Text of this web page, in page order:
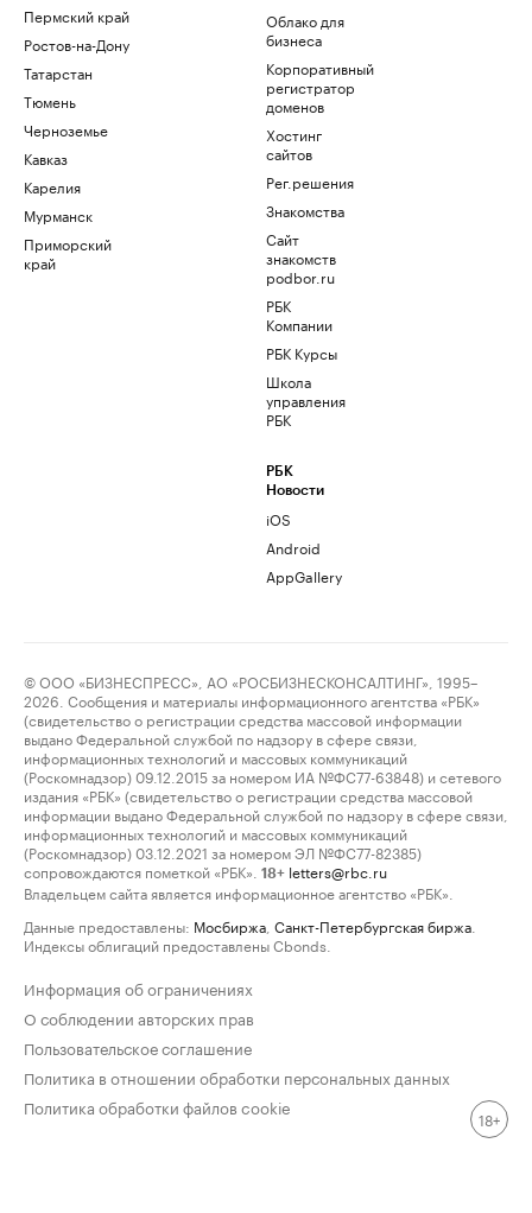
Пермский край
Ростов-на-Дону
Татарстан
Тюмень
Черноземье
Кавказ
Карелия
Мурманск
Приморский
край
Облако для
бизнеса
Корпоративный
регистратор
доменов
Хостинг
сайтов
Рег.решения
Знакомства
Сайт
знакомств
podbor.ru
РБК
Компании
РБК Курсы
Школа
управления
РБК
РБК
Новости
iOS
Android
AppGallery
© ООО «БИЗНЕСПРЕСС», АО «РОСБИЗНЕСКОНСАЛТИНГ», 1995–
2026. Сообщения и материалы информационного агентства «РБК»
(свидетельство о регистрации средства массовой информации
выдано Федеральной службой по надзору в сфере связи,
информационных технологий и массовых коммуникаций
(Роскомнадзор) 09.12.2015 за номером ИА №ФС77-63848) и сетевого
издания «РБК» (свидетельство о регистрации средства массовой
информации выдано Федеральной службой по надзору в сфере связи,
информационных технологий и массовых коммуникаций
(Роскомнадзор) 03.12.2021 за номером ЭЛ №ФС77-82385)
сопровождаются пометкой «РБК».
18+ letters@rbc.ru
Владельцем сайта является информационное агентство «РБК».
Данные предоставлены: Мосбиржа Санкт-Петербургская биржа
Индексы облигаций предоставлены Cbonds.
Информация об ограничениях
О соблюдении авторских прав
Пользовательское соглашение
Политика в отношении обработки персональных данных
Политика обработки файлов cookie
18+